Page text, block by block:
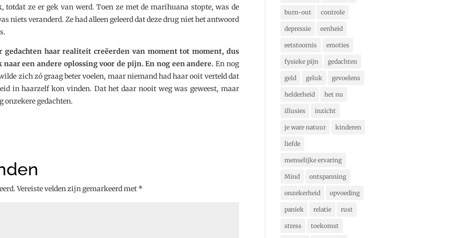
totdat ze er gek van werd. Toen ze met de marihuana stopte, was de
niets veranderd. Ze had alleen geleerd dat deze drug niet het antwoord
gedachten haar realiteit creëerden van moment tot moment, dus
een andere oplossing voor de pijn. En nog een andere. En nog
zich zó graag beter voelen, maar niemand had haar ooit verteld dat
in haarzelf kon vinden. Dat het daar nooit weg was geweest, maar
onzekere gedachten.
Vereiste velden zijn gemarkeerd met *
burn-out controle
depressie eenheid
eetstoornis emoties
fysieke pijn gedachten
geld geluk gevoelens
helderheid het nu
illusies inzicht
je ware natuur kinderen
liefde
menselijke ervaring
Mind ontspanning
onzekerheid opvoeding
paniek relatie rust
stress toekomst